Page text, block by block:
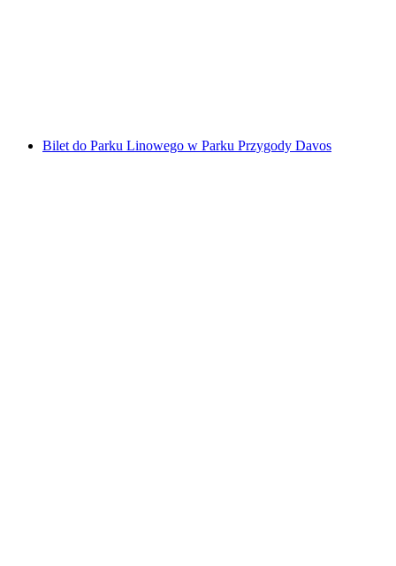
Bilet do Parku Linowego w Parku Przygody Davos